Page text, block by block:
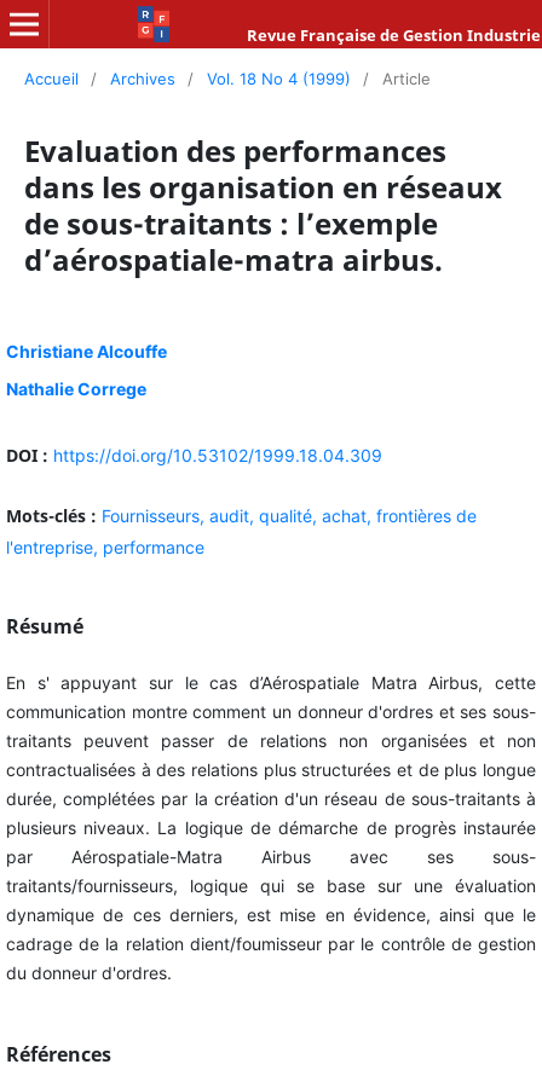
Revue Française de Gestion
Accueil / Archives / Vol. 18 No 4 (1999) / Article
Evaluation des performances
dans les organisation en réseaux
de sous-traitants : l’exemple
d’aérospatiale-matra airbus.
Christiane Alcouffe
Nathalie Correge
DOI : https://doi.org/10.53102/1999.18.04.309
Mots-clés : Fournisseurs, audit, qualité, achat, frontières de
l'entreprise, performance
Résumé
En s' appuyant sur le cas d’Aérospatiale Matra Airbus, cette
communication montre comment un donneur d'ordres et ses sous-
traitants peuvent passer de relations non organisées et non
contractualisées à des relations plus structurées et de plus longue
durée, complétées par la création d'un réseau de sous-traitants à
plusieurs niveaux. La logique de démarche de progrès instaurée
par Aérospatiale-Matra Airbus avec ses sous-
traitants/fournisseurs, logique qui se base sur une évaluation
dynamique de ces derniers, est mise en évidence, ainsi que le
cadrage de la relation dient/foumisseur par le contrôle de gestion
du donneur d'ordres.
Références